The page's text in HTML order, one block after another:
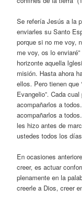
Se refería Jesús a la
enviarles su Santo
porque si no me voy,
me voy, os lo
horizonte aquella
misión. Hasta ahora
ellos. Pero tienen que
Evangelio”. Cada
acompañarlos a
acompañarlos a
les hizo antes de
ustedes todos los
En ocasiones
creer, es actuar
plenamente en la
creerle a Dios, creer